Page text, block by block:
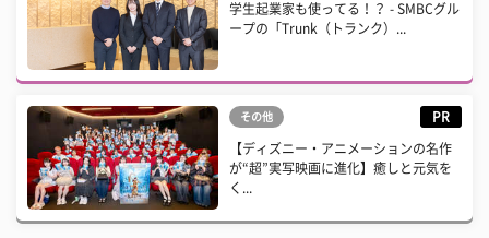
学生起業家も使ってる！？ - SMBCグル
ープの「Trunk（トランク）...
その他 PR
【ディズニー・アニメーションの名作
が“超”実写映画に進化】癒しと元気を
く...